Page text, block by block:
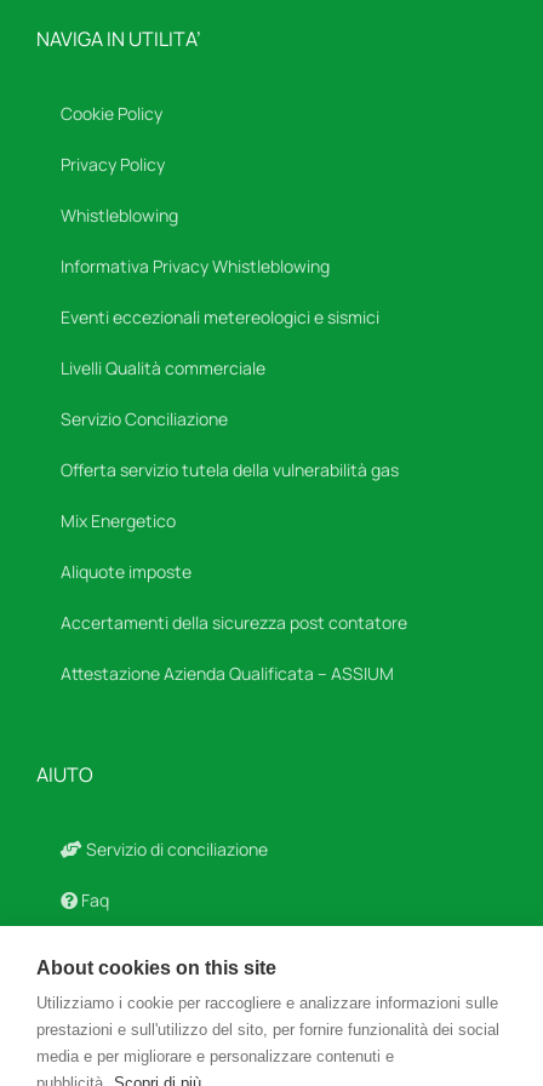
NAVIGA IN UTILITA’
Cookie Policy
Privacy Policy
Whistleblowing
Informativa Privacy Whistleblowing
Eventi eccezionali metereologici e sismici
Livelli Qualità commerciale
Servizio Conciliazione
Offerta servizio tutela della vulnerabilità gas
Mix Energetico
Aliquote imposte
Accertamenti della sicurezza post contatore
Attestazione Azienda Qualificata – ASSIUM
AIUTO
Servizio di conciliazione
Faq
Agevolazioni Fiscali
Glossario
About cookies on this site
Utilizziamo i cookie per raccogliere e analizzare informazioni sulle
prestazioni e sull'utilizzo del sito, per fornire funzionalità dei social
media e per migliorare e personalizzare contenuti e